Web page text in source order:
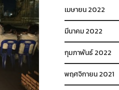
เมษายน 2022
มีนาคม 2022
กุมภาพันธ์ 2022
พฤศจิกายน 2021